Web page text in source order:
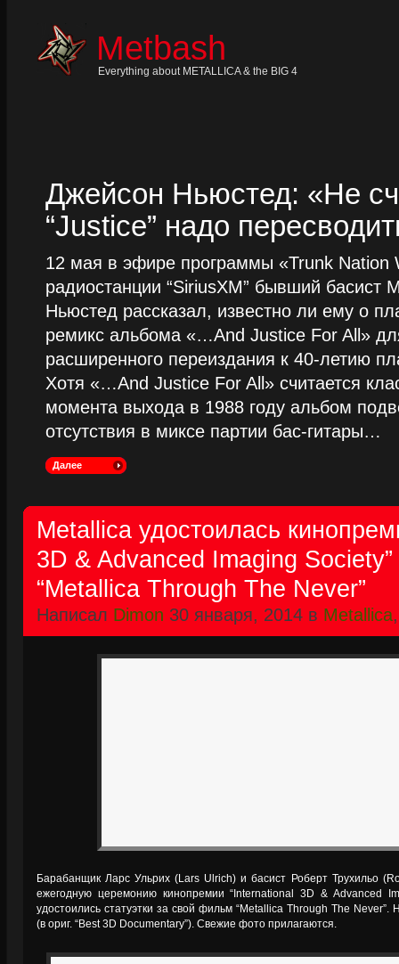
Metbash
Everything about METALLICA & the BIG 4
Джейсон Ньюстед: «Не
“Justice” надо
12 мая в эфире программы «Trunk Nation
радиостанции “SiriusXM” бывший басист
Ньюстед рассказал, известно ли ему о
ремикс альбома «…And Justice For All»
расширенного переиздания к 40-летию
Хотя «…And Justice For All» считается
момента выхода в 1988 году альбом
отсутствия в миксе партии бас-гитары…
Далее
Metallica удостоилась
3D & Advanced Imaging
“Metallica Through The Never”
Написал Dimon 30 января, 2014 в Metallica
Барабанщик Ларс Ульрих (Lars Ulrich) и басист Роберт Трухильо
ежегодную церемонию кинопремии “International 3D & Advanced
удостоились статуэтки за свой фильм “Metallica Through The Never”.
(в ориг. “Best 3D Documentary”). Свежие фото прилагаются.